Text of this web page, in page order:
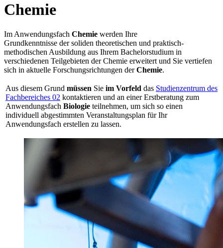
Chemie
Im Anwendungsfach Chemie werden Ihre
Grundkenntnisse der soliden theoretischen und praktisch-
methodischen Ausbildung aus Ihrem Bachelorstudium in
verschiedenen Teilgebieten der Chemie erweitert und Sie vertiefen
sich in aktuelle Forschungsrichtungen derChemie.
Aus diesem Grund müssen Sie im Vorfeld das Studienzentrum des
Fachbereiches 02 kontaktieren und an einer Erstberatung zum
Anwendungsfach Biologie teilnehmen, um sich so einen
individuell abgestimmten Veranstaltungsplan für Ihr
Anwendungsfach erstellen zu lassen.